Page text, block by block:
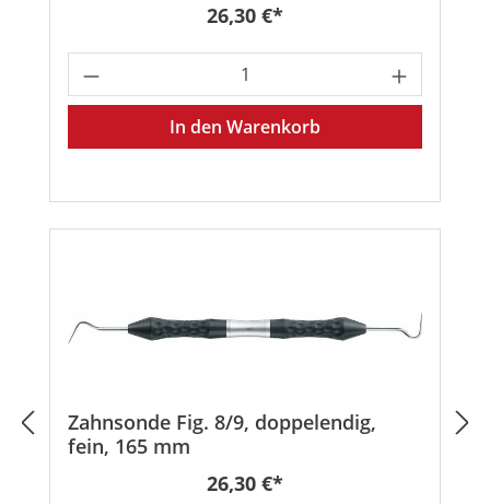
Regulärer Preis:
26,30 €*
Produkt Anzahl: Gib den
In den Warenkorb
Zahnsonde Fig. 8/9, doppelendig,
fein, 165 mm
Regulärer Preis:
26,30 €*